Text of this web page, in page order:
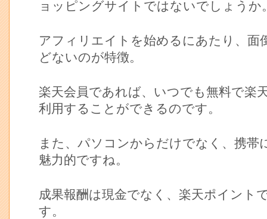
ョッピングサイトではないでしょうか
アフィリエイトを始めるにあたり、面
どないのが特徴。
楽天会員であれば、いつでも無料で楽
利用することができるのです。
また、パソコンからだけでなく、携帯
魅力的ですね。
成果報酬は現金でなく、楽天ポイント
す。